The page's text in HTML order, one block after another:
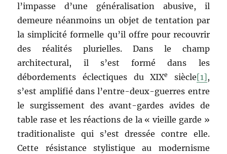
l’impasse d’une généralisation abusive, il
demeure néanmoins un objet de tentation par
la simplicité formelle qu’il offre pour recouvrir
des réalités plurielles. Dans le champ
architectural, il s’est formé dans les
débordements éclectiques du XIXe siècle[1],
s’est amplifié dans l’entre-deux-guerres entre
le surgissement des avant-gardes avides de
table rase et les réactions de la « vieille garde »
traditionaliste qui s’est dressée contre elle.
Cette résistance stylistique au modernisme